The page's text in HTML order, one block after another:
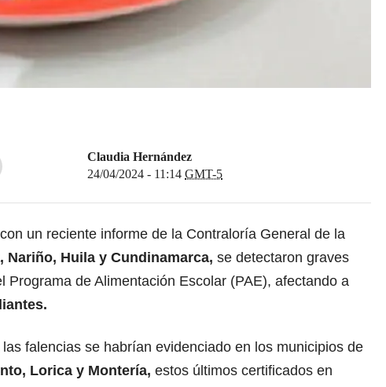
Claudia Hernández
24/04/2024 - 11:14 GMT-5
un reciente informe de la Contraloría General de la
Nariño, Huila y Cundinamarca, se detectaron graves
Programa de Alimentación Escolar (PAE), afectando a
falencias se habrían evidenciado en los municipios de
Lorica y Montería, estos últimos certificados en